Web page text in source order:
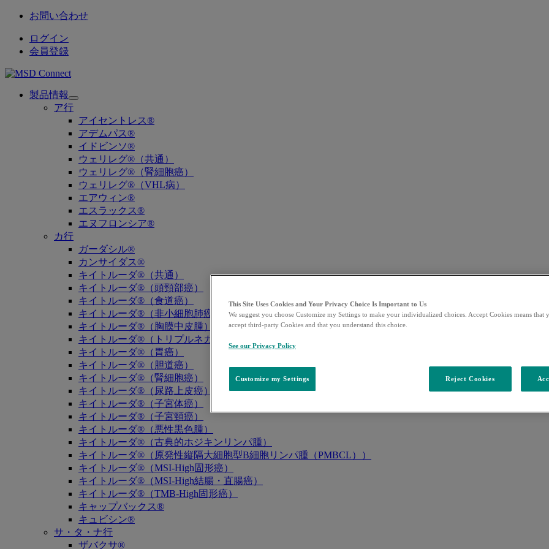
お問い合わせ
ログイン
会員登録
製品情報
Open
submenu
ア行
アイセントレス®
アデムパス®
イドビンソ®
ウェリレグ®（共通）
ウェリレグ®（腎細胞癌）
ウェリレグ®（VHL病）
エアウィン®
エスラックス®
エヌフロンシア®
カ行
ガーダシル®
カンサイダス®
キイトルーダ®（共通）
キイトルーダ®（頭頸部癌）
キイトルーダ®（食道癌）
キイトルーダ®（非小細胞肺癌）
キイトルーダ®（胸膜中皮腫）
キイトルーダ®（トリプルネガティブ乳癌）
キイトルーダ®（胃癌）
キイトルーダ®（胆道癌）
キイトルーダ®（腎細胞癌）
キイトルーダ®（尿路上皮癌）
キイトルーダ®（子宮体癌）
キイトルーダ®（子宮頸癌）
キイトルーダ®（悪性黒色腫）
キイトルーダ®（古典的ホジキンリンパ腫）
キイトルーダ®（原発性縦隔大細胞型B細胞リンパ腫（PMBCL））
キイトルーダ®（MSI-High固形癌）
キイトルーダ®（MSI-High結腸・直腸癌）
キイトルーダ®（TMB-High固形癌）
キャップバックス®
キュビシン®
サ・タ・ナ行
ザバクサ®
This Site Uses Cookies and Your Privacy Choice Is Important to Us
We suggest you choose Customize my Settings to make your individualized choices. Accept Cookies means that
accept third-party Cookies and that you understand this choice.
See our Privacy Policy
Customize my Settings Reject Cookies